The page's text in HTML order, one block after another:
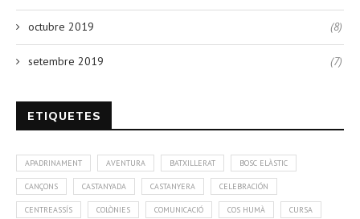
octubre 2019 (8)
setembre 2019 (7)
ETIQUETES
APADRINAMENT AVENTURA BATXILLERAT BOSC ELÀSTIC
CANÇONS CASTANYADA CASTANYERA CELEBRACIÓN
CENTREASSÍS COLÒNIES COMUNICACIÓ COS HUMÀ CURSA